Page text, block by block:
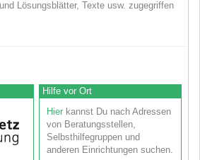
Lösungsblätter, Texte usw. zugegriffen
Hilfe vor Ort
Hier kannst Du nach Adressen
von Beratungsstellen,
Selbsthilfegruppen und
anderen Einrichtungen suchen.